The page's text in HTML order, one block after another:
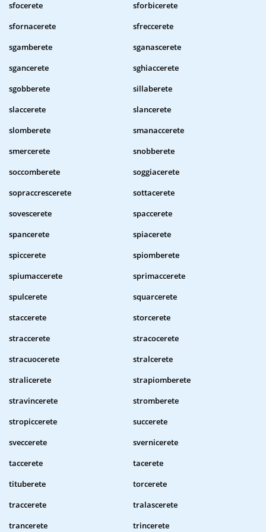
sfocerete
sforbicerete
sfornacerete
sfreccerete
sgamberete
sganascerete
sgancerete
sghiaccerete
sgobberete
sillaberete
slaccerete
slancerete
slomberete
smanaccerete
smercerete
snobberete
soccomberete
soggiacerete
sopraccrescerete
sottacerete
sovescerete
spaccerete
spancerete
spiacerete
spiccerete
spiomberete
spiumaccerete
sprimaccerete
spulcerete
squarcerete
staccerete
storcerete
straccerete
stracocerete
stracuocerete
stralcerete
stralicerete
strapiomberete
stravincerete
stromberete
stropiccerete
succerete
sveccerete
svernicerete
taccerete
tacerete
tituberete
torcerete
traccerete
tralascerete
trancerete
trincerete